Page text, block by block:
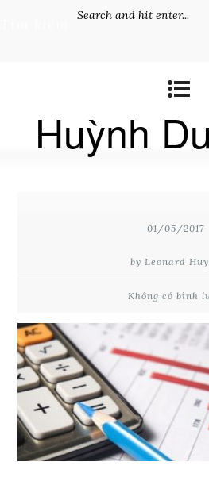
Huỳnh
01/05/2017
by Leonard
Không có bình